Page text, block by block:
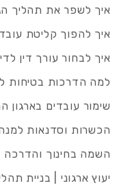
איך לשפר את תהליך
איך להפוך קליטת
איך לבחור עורך דין
למה הדרכות בטיחות
שימור עובדים בארגון
הכשרות וסדנאות
השמה בחינוך והדרכה
יעוץ ארגוני | בניית